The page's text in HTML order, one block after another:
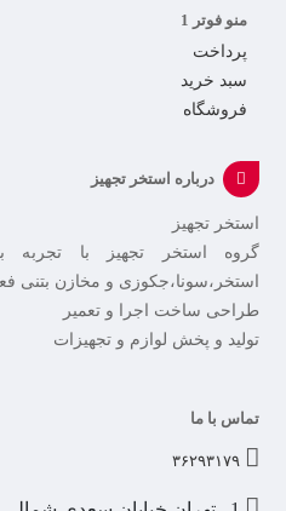
منو فوتر 1
پرداخت
سبد خرید
فروشگاه
درباره استخر تجهیز
استخر تجهیز
استخر،سونا،جکوزی و مخازن بتنی
طراحی ساخت اجرا و تعمیر
تولید و پخش لوازم و تجهیزات
تماس با ما
۳۶۲۹۳۱۷۹